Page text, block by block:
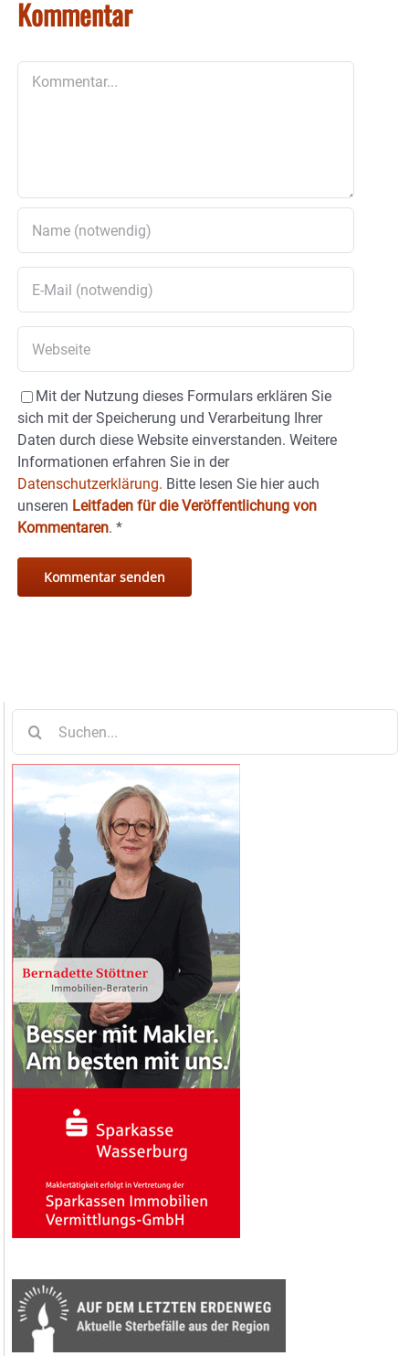
Kommentar
Mit der Nutzung dieses Formulars erklären Sie
sich mit der Speicherung und Verarbeitung Ihrer
Daten durch diese Website einverstanden. Weitere
Informationen erfahren Sie in der
Datenschutzerklärung. Bitte lesen Sie hier auch
unseren Leitfaden für die Veröffentlichung von
Kommentaren. *
nach: